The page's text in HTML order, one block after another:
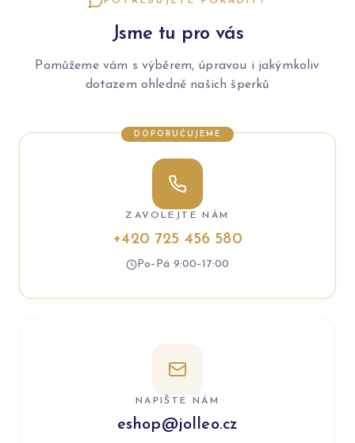
Jsme tu pro vás
Pomůžeme vám s výběrem, úpravou i jakýmkoliv
dotazem ohledně našich šperků
DOPORUČUJEME
ZAVOLEJTE NÁM
+420 725 456 580
Po–Pá 9:00–17:00
NAPIŠTE NÁM
eshop@jolleo.cz